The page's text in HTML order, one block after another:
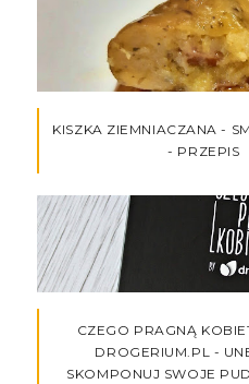
KISZKA ZIEMNIACZANA -
- PRZEPIS
CZEGO PRAGNĄ
DROGERIUM.PL -
SKOMPONUJ SWOJE